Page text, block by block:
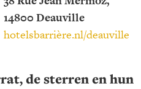
14800 Deauville
hotelsbarrière.nl/deauville
de sterren en hun